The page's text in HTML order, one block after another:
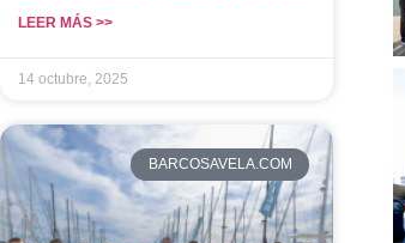
LEER MÁS >>
14 octubre, 2025
BARCOSAVELA.COM